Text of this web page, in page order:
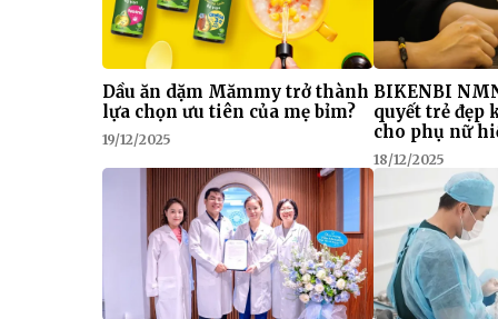
Dầu ăn dặm Mămmy trở thành
lựa chọn ưu tiên của mẹ bỉm?
19/12/2025
BIKENBI
quyết trẻ đẹp
cho phụ nữ
18/12/2025